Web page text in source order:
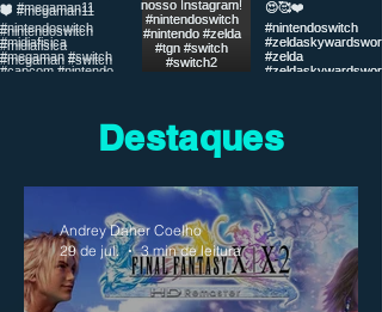
Destaques
Andrey Daher Coelho
29 de jul.
3 min de leitura